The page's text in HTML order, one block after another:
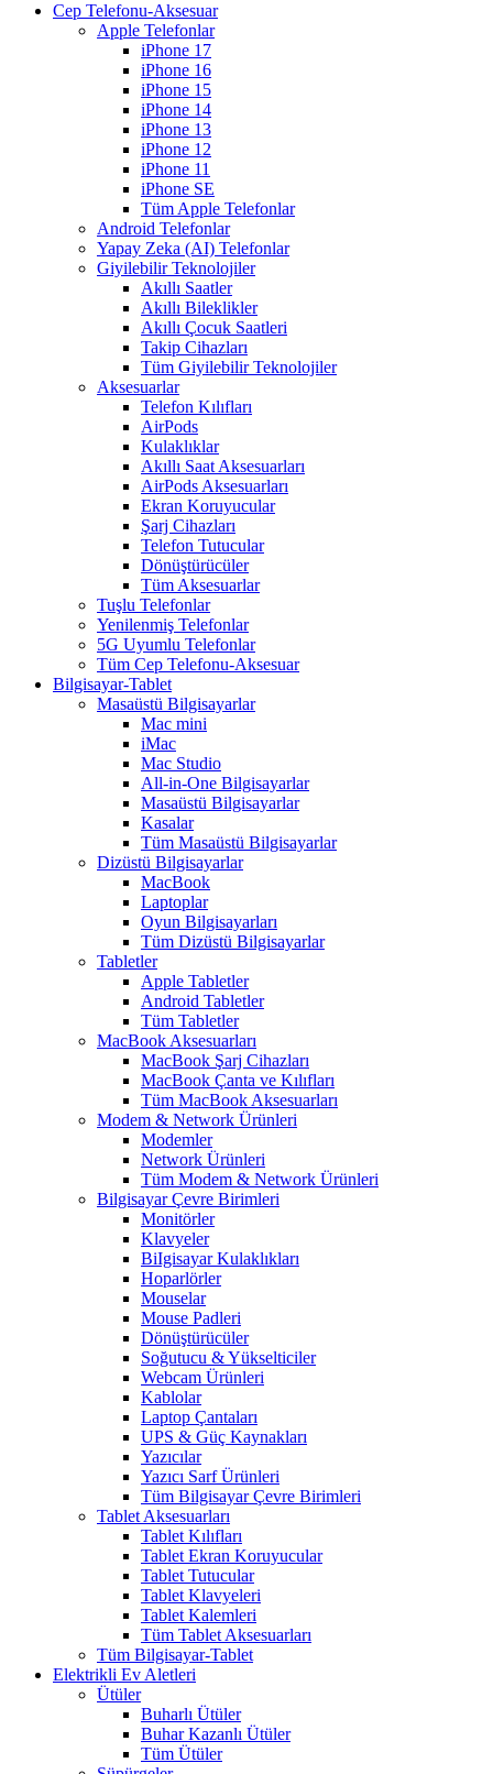
Cep Telefonu-Aksesuar
Apple Telefonlar
iPhone 17
iPhone 16
iPhone 15
iPhone 14
iPhone 13
iPhone 12
iPhone 11
iPhone SE
Tüm Apple Telefonlar
Android Telefonlar
Yapay Zeka (AI) Telefonlar
Giyilebilir Teknolojiler
Akıllı Saatler
Akıllı Bileklikler
Akıllı Çocuk Saatleri
Takip Cihazları
Tüm Giyilebilir Teknolojiler
Aksesuarlar
Telefon Kılıfları
AirPods
Kulaklıklar
Akıllı Saat Aksesuarları
AirPods Aksesuarları
Ekran Koruyucular
Şarj Cihazları
Telefon Tutucular
Dönüştürücüler
Tüm Aksesuarlar
Tuşlu Telefonlar
Yenilenmiş Telefonlar
5G Uyumlu Telefonlar
Tüm Cep Telefonu-Aksesuar
Bilgisayar-Tablet
Masaüstü Bilgisayarlar
Mac mini
iMac
Mac Studio
All-in-One Bilgisayarlar
Masaüstü Bilgisayarlar
Kasalar
Tüm Masaüstü Bilgisayarlar
Dizüstü Bilgisayarlar
MacBook
Laptoplar
Oyun Bilgisayarları
Tüm Dizüstü Bilgisayarlar
Tabletler
Apple Tabletler
Android Tabletler
Tüm Tabletler
MacBook Aksesuarları
MacBook Şarj Cihazları
MacBook Çanta ve Kılıfları
Tüm MacBook Aksesuarları
Modem & Network Ürünleri
Modemler
Network Ürünleri
Tüm Modem & Network Ürünleri
Bilgisayar Çevre Birimleri
Monitörler
Klavyeler
BiIgisayar Kulaklıkları
Hoparlörler
Mouselar
Mouse Padleri
Dönüştürücüler
Soğutucu & Yükselticiler
Webcam Ürünleri
Kablolar
Laptop Çantaları
UPS & Güç Kaynakları
Yazıcılar
Yazıcı Sarf Ürünleri
Tüm Bilgisayar Çevre Birimleri
Tablet Aksesuarları
Tablet Kılıfları
Tablet Ekran Koruyucular
Tablet Tutucular
Tablet Klavyeleri
Tablet Kalemleri
Tüm Tablet Aksesuarları
Tüm Bilgisayar-Tablet
Elektrikli Ev Aletleri
Ütüler
Buharlı Ütüler
Buhar Kazanlı Ütüler
Tüm Ütüler